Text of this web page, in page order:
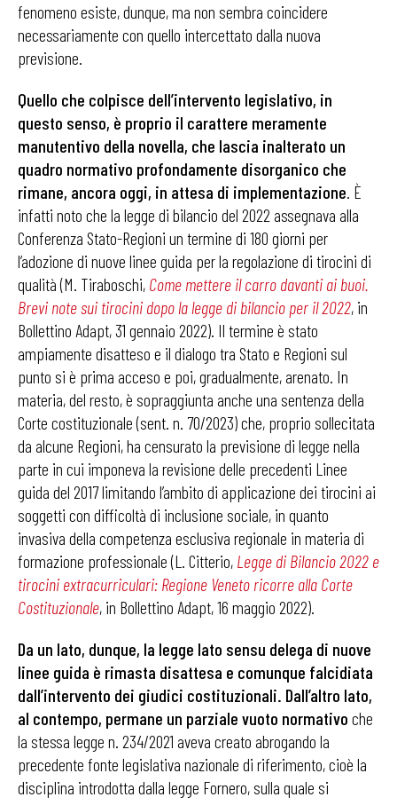
fenomeno esiste, dunque, ma non sembra coincidere
necessariamente con quello intercettato dalla nuova
previsione.
Quello che colpisce dell’intervento legislativo, in
questo senso, è proprio il carattere meramente
manutentivo della novella, che lascia inalterato un
quadro normativo profondamente disorganico che
rimane, ancora oggi, in attesa di implementazione. È
infatti noto che la legge di bilancio del 2022 assegnava alla
Conferenza Stato-Regioni un termine di 180 giorni per
l’adozione di nuove linee guida per la regolazione di tirocini di
qualità (M. Tiraboschi, Come mettere il carro davanti ai buoi.
Brevi note sui tirocini dopo la legge di bilancio per il 2022, in
Bollettino Adapt, 31 gennaio 2022). Il termine è stato
ampiamente disatteso e il dialogo tra Stato e Regioni sul
punto si è prima acceso e poi, gradualmente, arenato. In
materia, del resto, è sopraggiunta anche una sentenza della
Corte costituzionale (sent. n. 70/2023) che, proprio sollecitata
da alcune Regioni, ha censurato la previsione di legge nella
parte in cui imponeva la revisione delle precedenti Linee
guida del 2017 limitando l’ambito di applicazione dei tirocini ai
soggetti con difficoltà di inclusione sociale, in quanto
invasiva della competenza esclusiva regionale in materia di
formazione professionale (L. Citterio, Legge di Bilancio 2022 e
tirocini extracurriculari: Regione Veneto ricorre alla Corte
Costituzionale, in Bollettino Adapt, 16 maggio 2022).
Da un lato, dunque, la legge lato sensu delega di nuove
linee guida è rimasta disattesa e comunque falcidiata
dall’intervento dei giudici costituzionali. Dall’altro lato,
al contempo, permane un parziale vuoto normativo che
la stessa legge n. 234/2021 aveva creato abrogando la
precedente fonte legislativa nazionale di riferimento, cioè la
disciplina introdotta dalla legge Fornero, sulla quale si